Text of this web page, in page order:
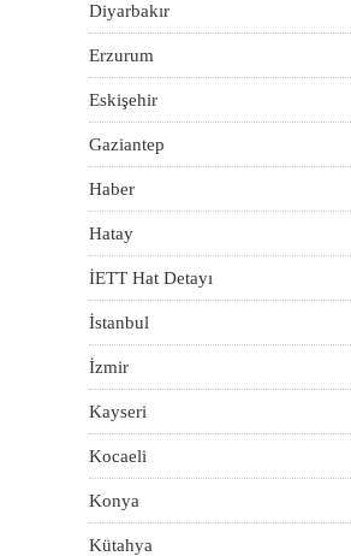
Diyarbakır
Erzurum
Eskişehir
Gaziantep
Haber
Hatay
İETT Hat Detayı
İstanbul
İzmir
Kayseri
Kocaeli
Konya
Kütahya